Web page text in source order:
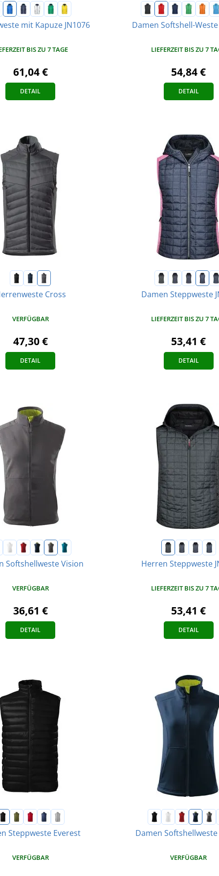
mit Kapuze JN1076
BIS ZU 7 TAGE
61,04 €
DETAIL
Damen Softshell-Weste
LIEFERZEIT BIS ZU 7
54,84 €
DETAIL
Cross
VERFÜGBAR
47,30 €
DETAIL
Damen Steppweste
LIEFERZEIT BIS ZU 7
53,41 €
DETAIL
Softshellweste Vision
VERFÜGBAR
36,61 €
DETAIL
Herren Steppweste
LIEFERZEIT BIS ZU 7
53,41 €
DETAIL
Steppweste Everest
VERFÜGBAR
Damen
VERFÜGBAR